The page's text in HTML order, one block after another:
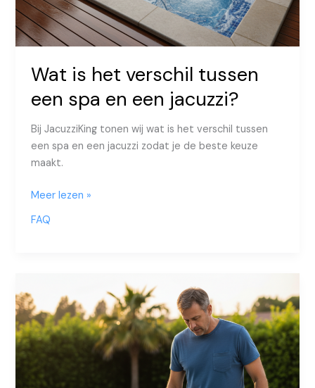
Wat is het verschil tussen
een spa en een jacuzzi?
Bij JacuzziKing tonen wij wat is het verschil tussen
een spa en een jacuzzi zodat je de beste keuze
maakt.
Wat
spa
en
een
jacuzzi?
Meer lezen »
FAQ